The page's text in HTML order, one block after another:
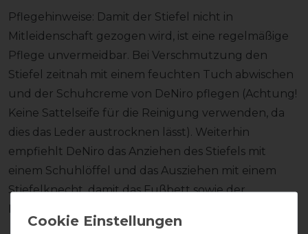
Pflegehinweise: Damit der Stiefel nicht in
Mitleidenschaft gezogen wird, ist eine regelmäßige
Pflege unvermeidbar. Bei Verschmutzung den
Stiefel zeitnah mit einem feuchten Tuch abwischen
und der Schuhcreme von DeNiro pflegen (Achtung!
Keine Sattelseife für die Reinigung verwenden, da
dies das Leder austrocknen lässt). Weiterhin
empfiehlt DeNiro das Anziehen des Stiefels mit
einem Schuhlöffel und das Ausziehen mit einem
Stiefelknecht, damit das Fußbett sowie der
Reißverschluss unversehrt bleiben.